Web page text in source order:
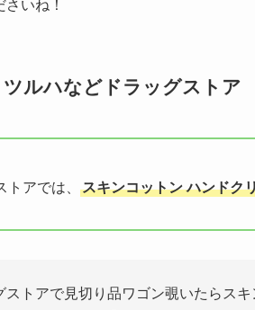
いね！
ルハなどドラッグストア
トアでは、 スキンコットン ハンドク
ストアで見切り品ワゴン覗いたらス